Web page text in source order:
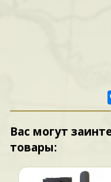
Вас могут
товары: